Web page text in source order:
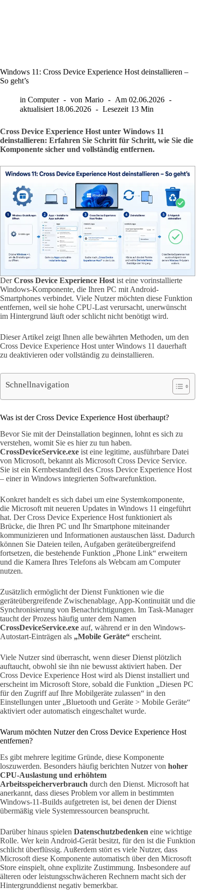
Windows 11: Cross Device Experience Host deinstallieren –
So geht’s
in Computer von Mario Am 02.06.2026
aktualisiert 18.06.2026 Lesezeit 13 Min
Cross Device Experience Host unter Windows 11
deinstallieren: Erfahren Sie Schritt für Schritt, wie Sie die
Komponente sicher und vollständig entfernen.
DerCross Device Experience Host ist eine vorinstallierte
Windows-Komponente, die Ihren PC mit Android-
Smartphones verbindet. Viele Nutzer möchten diese Funktion
entfernen, weil sie hohe CPU-Last verursacht, unerwünscht
im Hintergrund läuft oder schlicht nicht benötigt wird.
Dieser Artikel zeigt Ihnen alle bewährten Methoden, um den
Cross Device Experience Host unter Windows 11 dauerhaft
zu deaktivieren oder vollständig zu deinstallieren.
Schnellnavigation
Was ist der Cross Device Experience Host überhaupt?
Bevor Sie mit der Deinstallation beginnen, lohnt es sich zu
verstehen, womit Sie es hier zu tun haben.
CrossDeviceService.exe ist eine legitime, ausführbare Datei
von Microsoft, bekannt als Microsoft Cross Device Service.
Sie ist ein Kernbestandteil des Cross Device Experience Host
– einer in Windows integrierten Softwarefunktion.
Konkret handelt es sich dabei um eine Systemkomponente,
die Microsoft mit neueren Updates in Windows 11 eingeführt
hat. Der Cross Device Experience Host funktioniert als
Brücke, die Ihren PC und Ihr Smartphone miteinander
kommunizieren und Informationen austauschen lässt. Dadurch
können Sie Dateien teilen, Aufgaben geräteübergreifend
fortsetzen, die bestehende Funktion „Phone Link“ erweitern
und die Kamera Ihres Telefons als Webcam am Computer
nutzen.
Zusätzlich ermöglicht der Dienst Funktionen wie die
geräteübergreifende Zwischenablage, App-Kontinuität und die
Synchronisierung von Benachrichtigungen. Im Task-Manager
taucht der Prozess häufig unter dem Namen
CrossDeviceService.exe auf, während er in den Windows-
Autostart-Einträgen als „Mobile Geräte“ erscheint.
Viele Nutzer sind überrascht, wenn dieser Dienst plötzlich
auftaucht, obwohl sie ihn nie bewusst aktiviert haben. Der
Cross Device Experience Host wird als Dienst installiert und
erscheint im Microsoft Store, sobald die Funktion „Diesen PC
für den Zugriff auf Ihre Mobilgeräte zulassen“ in den
Einstellungen unter „Bluetooth und Geräte > Mobile Geräte“
aktiviert oder automatisch eingeschaltet wurde.
Warum möchten Nutzer den Cross Device Experience Host
entfernen?
Es gibt mehrere legitime Gründe, diese Komponente
loszuwerden. Besonders häufig berichten Nutzer von hoher
CPU-Auslastung und erhöhtem
Arbeitsspeicherverbrauch durch den Dienst. Microsoft hat
anerkannt, dass dieses Problem vor allem in bestimmten
Windows-11-Builds aufgetreten ist, bei denen der Dienst
übermäßig viele Systemressourcen beansprucht.
Darüber hinaus spielen Datenschutzbedenken eine wichtige
Rolle. Wer kein Android-Gerät besitzt, für den ist die Funktion
schlicht überflüssig. Außerdem stört es viele Nutzer, dass
Microsoft diese Komponente automatisch über den Microsoft
Store einspielt, ohne explizite Zustimmung. Insbesondere auf
älteren oder leistungsschwächeren Rechnern macht sich der
Hintergrunddienst negativ bemerkbar.